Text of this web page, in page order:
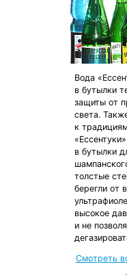
Вода
в бутылки
защиты от
света.
к
в бутылки
толстые
берегли от
высокое
и не
Смотреть